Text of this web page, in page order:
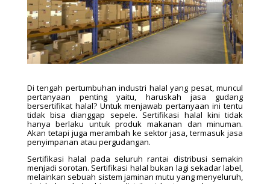
Di tengah pertumbuhan industri halal yang pesat, muncul
pertanyaan penting yaitu, haruskah jasa gudang
bersertifikat halal? Untuk menjawab pertanyaan ini tentu
tidak bisa dianggap sepele. Sertifikasi halal kini tidak
hanya berlaku untuk produk makanan dan minuman.
Akan tetapi juga merambah ke sektor jasa, termasuk jasa
penyimpanan atau pergudangan.
Sertifikasi halal pada seluruh rantai distribusi semakin
menjadi sorotan. Sertifikasi halal bukan lagi sekadar label,
melainkan sebuah sistem jaminan mutu yang menyeluruh,